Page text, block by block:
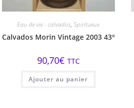
Eau de vie - calvados,Spiritueux
Calvados Morin Vintage 2003 43°
90,70€ TTC
Ajouter au panier